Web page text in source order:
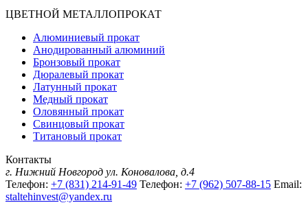
ЦВЕТНОЙ МЕТАЛЛОПРОКАТ
Алюминиевый прокат
Анодированный алюминий
Бронзовый прокат
Дюралевый прокат
Латунный прокат
Медный прокат
Оловянный прокат
Свинцовый прокат
Титановый прокат
Контакты
г. Нижний Новгород ул. Коновалова, д.4
Телефон: +7 (831) 214-91-49 Телефон: +7 (962) 507-88-15 Email:
staltehinvest@yandex.ru